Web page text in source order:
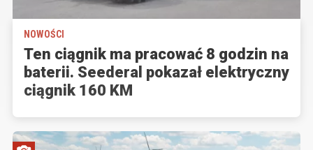
NOWOŚCI
Ten ciągnik ma pracować 8 godzin na
baterii. Seederal pokazał elektryczny
ciągnik 160 KM